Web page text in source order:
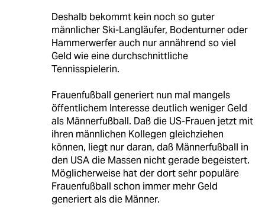
Deshalb bekommt kein noch so guter
männlicher Ski-Langläufer, Bodenturner oder
Hammerwerfer auch nur annährend so viel
Geld wie eine durchschnittliche
Tennisspielerin.
Frauenfußball generiert nun mal mangels
öffentlichem Interesse deutlich weniger Geld
als Männerfußball. Daß die US-Frauen jetzt mit
ihren männlichen Kollegen gleichziehen
können, liegt nur daran, daß Männerfußball in
den USA die Massen nicht gerade begeistert.
Möglicherweise hat der dort sehr populäre
Frauenfußball schon immer mehr Geld
generiert als die Männer.